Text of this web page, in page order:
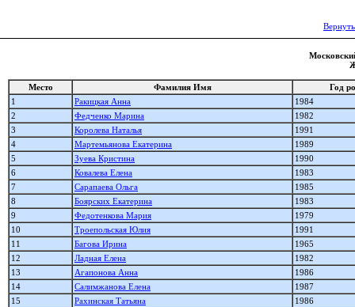
Место Фамилия Имя
Год
1
Ракицкая Анна
1984
2
Федченко Марина
1982
3
Королева Наталья
1991
4
Мартемьянова Екатерина
1989
5
Зуева Кристина
1990
6
Ковалева Елена
1983
7
Сарапаева Ольга
1985
8
Боярских Екатерина
1983
9
Федотенкова Мария
1979
10
Троепольская Юлия
1991
11
Багова Ирина
1965
12
Ладная Елена
1982
13
Агапонова Анна
1986
14
Салимжанова Елена
1987
15
Рахинская Татьяна
1986